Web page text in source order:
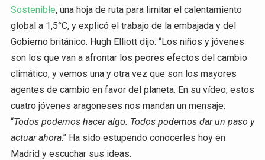
Sostenible, una hoja de ruta para limitar el calentamiento
global a 1,5°C, y explicó el trabajo de la embajada y del
Gobierno británico. Hugh Elliott dijo: “Los niños y jóvenes
son los que van a afrontar los peores efectos del cambio
climático, y vemos una y otra vez que son los mayores
agentes de cambio en favor del planeta. En su vídeo, estos
cuatro jóvenes aragoneses nos mandan un mensaje:
“Todos podemos hacer algo. Todos podemos dar un paso y
actuar ahora.” Ha sido estupendo conocerles hoy en
Madrid y escuchar sus ideas.